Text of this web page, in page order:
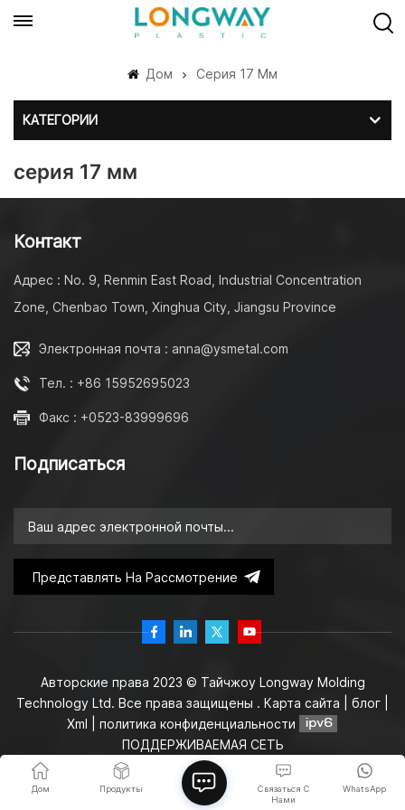
Дом Серия 17 Мм
КАТЕГОРИИ
серия 17 мм
Контакт
Адрес : No. 9, Renmin East Road, Industrial Concentration
Zone, Chenbao Town, Xinghua City, Jiangsu Province
Электронная почта : anna@ysmetal.com
Тел. : +86 15952695023
Факс : +0523-83999696
Подписаться
Представлять На Рассмотрение
Авторские права 2023 © Тайчжоу Longway Molding
Technology Ltd. Все права защищены . Карта сайта блог
Xml
политика конфиденциальности
ПОДДЕРЖИВАЕМАЯ СЕТЬ
Дом Продукты WhatsApp
Связаться С
Нами